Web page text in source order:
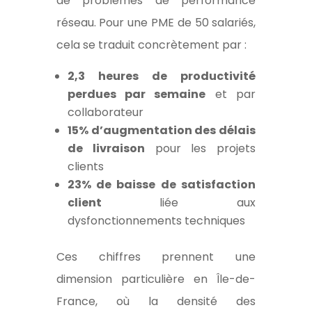
réseau. Pour une PME de 50 salariés,
cela se traduit concrètement par :
2,3 heures de productivité
perdues par semaine et par
collaborateur
15% d’augmentation des délais
de livraison pour les projets
clients
23% de baisse de satisfaction
client liée aux
dysfonctionnements techniques
Ces chiffres prennent une
dimension particulière en Île-de-
France, où la densité des